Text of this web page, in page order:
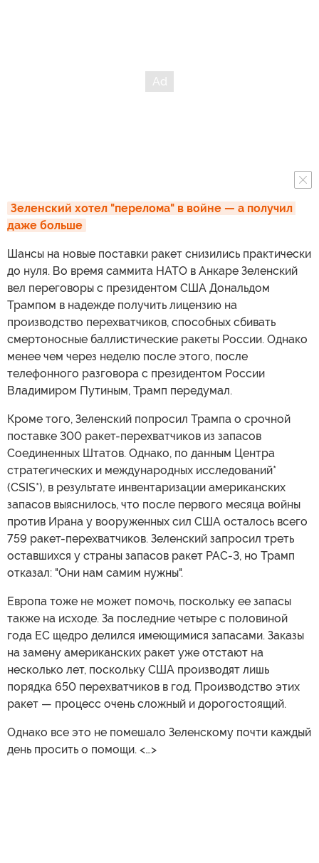
Зеленский хотел "перелома" в войне — а получил
даже больше
Шансы на новые поставки ракет снизились практически
до нуля. Во время саммита НАТО в Анкаре Зеленский
вел переговоры с президентом США Дональдом
Трампом в надежде получить лицензию на
производство перехватчиков, способных сбивать
смертоносные баллистические ракеты России. Однако
менее чем через неделю после этого, после
телефонного разговора с президентом России
Владимиром Путиным, Трамп передумал.
Кроме того, Зеленский попросил Трампа о срочной
поставке 300 ракет-перехватчиков из запасов
Соединенных Штатов. Однако, по данным Центра
стратегических и международных исследований*
(CSIS*), в результате инвентаризации американских
запасов выяснилось, что после первого месяца войны
против Ирана у вооруженных сил США осталось всего
759 ракет-перехватчиков. Зеленский запросил треть
оставшихся у страны запасов ракет PAC-3, но Трамп
отказал: "Они нам самим нужны".
Европа тоже не может помочь, поскольку ее запасы
также на исходе. За последние четыре с половиной
года ЕС щедро делился имеющимися запасами. Заказы
на замену американских ракет уже отстают на
несколько лет, поскольку США производят лишь
порядка 650 перехватчиков в год. Производство этих
ракет — процесс очень сложный и дорогостоящий.
Однако все это не помешало Зеленскому почти каждый
день просить о помощи. <…>